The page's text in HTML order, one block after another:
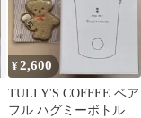
¥2,600
TULLY'S COFFEE ベア
フル ハグミーボトル ワ